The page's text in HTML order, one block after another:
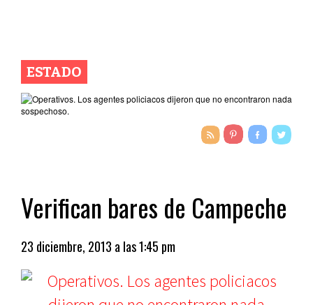
ESTADO
Verifican bares de Campeche
23 diciembre, 2013 a las 1:45 pm